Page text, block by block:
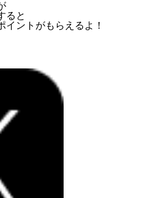
ると
イント がもらえるよ！